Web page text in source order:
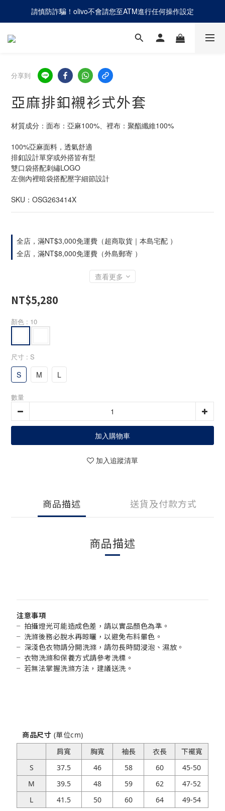
網路商店「只退不換」，僅提供線上退貨辦理
請慎防詐騙！olivo不會請您至ATM進行任何操作設定
網路商店「只退不換」，僅提供線上退貨辦理
分享到
亞麻排釦襯衫式外套
材質成分：面布：亞麻100%、裡布：聚酯纖維100%
100%亞麻面料，透氣舒適
排釦設計單穿或外搭皆有型
雙口袋搭配刺繡LOGO
左側內裡暗袋搭配壓字細節設計
SKU：OSG263414X
全店，滿NT$3,000免運費（超商取貨｜本島宅配 ）
全店，滿NT$8,000免運費（外島郵寄 ）
查看更多
NT$5,280
顏色 : 10
尺寸 : S
S M L
數量
加入購物車
加入追蹤清單
商品描述 送貨及付款方式
商品描述
注意事項
╴拍攝燈光可能造成色差，請以實品顏色為準。
╴洗滌後務必脫水再晾曬，以避免布料暈色。
╴深淺色衣物請分開洗滌， 請勿長時間浸泡、濕放。
╴衣物洗滌和保養方式請參考洗標。
╴若無法掌握洗滌方法，建議送洗。
商品尺寸 (單位cm)
肩寬
胸寬 袖長 衣長
下襬寬
S
37.5 46 58 60
45-50
M
39.5 48 59 62
47-52
L
41.5 50 60 64
49-54